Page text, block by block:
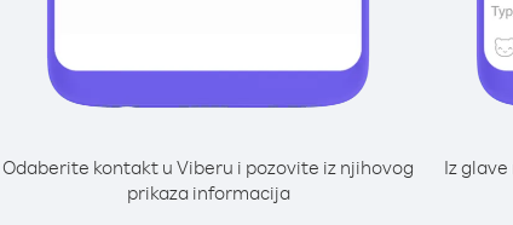
Odaberite kontakt u Viberu i pozovite iz njihovog
prikaza informacija
Iz